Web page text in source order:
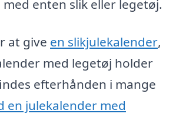
enten slik eller legetøj.
at give en slikjulekalender,
med legetøj holder
efterhånden i mange
en julekalender med